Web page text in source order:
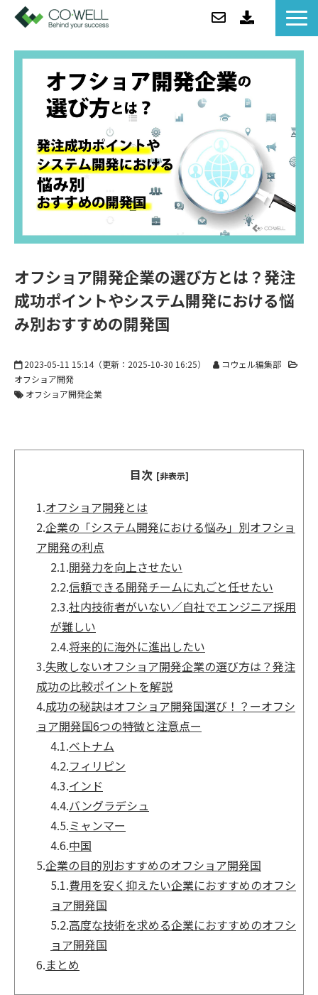
コウェルについて
ソリューション
セミナー
事例紹介
お役立ち情報/BLOG
ニュース
企業情報
オフショア開発企業の選び方とは？発注
成功ポイントやシステム開発における悩
み別おすすめの開発国
2023-05-11 15:14（更新： 2025-10-30 16:25）
コウェル編集部
オフショア開発
オフショア開発企業
目次 [非表示]
1.オフショア開発とは
2.企業の「システム開発における悩み」別オフショ
ア開発の利点
2.1.開発力を向上させたい
2.2.信頼できる開発チームに丸ごと任せたい
2.3.社内技術者がいない／自社でエンジニア採用
が難しい
2.4.将来的に海外に進出したい
3.失敗しないオフショア開発企業の選び方は？発注
成功の比較ポイントを解説
4.成功の秘訣はオフショア開発国選び！？ーオフシ
ョア開発国6つの特徴と注意点ー
4.1.ベトナム
4.2.フィリピン
4.3.インド
4.4.バングラデシュ
4.5.ミャンマー
4.6.中国
5.企業の目的別おすすめのオフショア開発国
5.1.費用を安く抑えたい企業におすすめのオフシ
ョア開発国
5.2.高度な技術を求める企業におすすめのオフシ
ョア開発国
6.まとめ